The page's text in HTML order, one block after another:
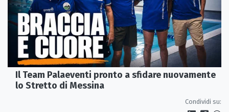
Il Team Palaeventi pronto a sfidare nuovamente
lo Stretto di Messina
Condividi su: